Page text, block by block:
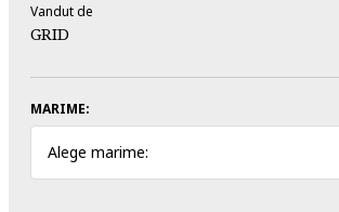
Vandut de
GRID
MARIME:
Alege marime: